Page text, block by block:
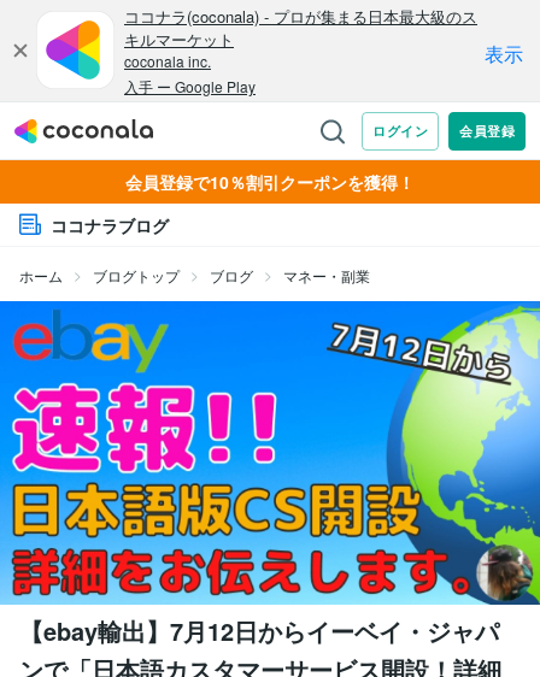
会員登録で10％割引クーポンを獲得！
ココナラブログ
ホーム ブログトップ ブログ マネー・副業
【ebay輸出】7月12日からイーベイ・ジャパ
ンで「日本語カスタマーサービス開設！詳細